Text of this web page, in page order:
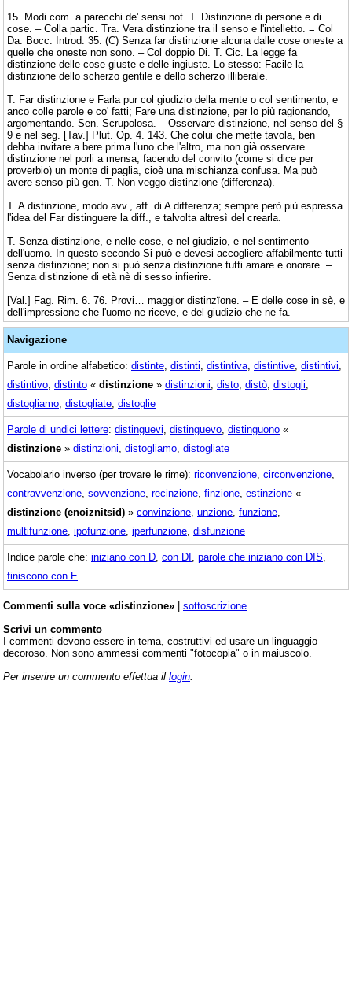
15. Modi com. a parecchi de' sensi not. T. Distinzione di persone e di
cose. – Colla partic. Tra. Vera distinzione tra il senso e l'intelletto. = Col
Da. Bocc. Introd. 35. (C) Senza far distinzione alcuna dalle cose oneste a
quelle che oneste non sono. – Col doppio Di. T. Cic. La legge fa
distinzione delle cose giuste e delle ingiuste. Lo stesso: Facile la
distinzione dello scherzo gentile e dello scherzo illiberale.
T. Far distinzione e Farla pur col giudizio della mente o col sentimento, e
anco colle parole e co' fatti; Fare una distinzione, per lo più ragionando,
argomentando. Sen. Scrupolosa. – Osservare distinzione, nel senso del §
9 e nel seg. [Tav.] Plut. Op. 4. 143. Che colui che mette tavola, ben
debba invitare a bere prima l'uno che l'altro, ma non già osservare
distinzione nel porli a mensa, facendo del convito (come si dice per
proverbio) un monte di paglia, cioè una mischianza confusa. Ma può
avere senso più gen. T. Non veggo distinzione (differenza).
T. A distinzione, modo avv., aff. di A differenza; sempre però più espressa
l'idea del Far distinguere la diff., e talvolta altresì del crearla.
T. Senza distinzione, e nelle cose, e nel giudizio, e nel sentimento
dell'uomo. In questo secondo Si può e devesi accogliere affabilmente tutti
senza distinzione; non si può senza distinzione tutti amare e onorare. –
Senza distinzione di età nè di sesso infierire.
[Val.] Fag. Rim. 6. 76. Provi… maggior distinzïone. – E delle cose in sè, e
dell'impressione che l'uomo ne riceve, e del giudizio che ne fa.
Navigazione
Parole in ordine alfabetico: distinte distinti distintiva distintive distintivi
distintivo distinto « distinzione » distinzioni disto distò distogli
distogliamo distogliate distoglie
Parole di undici lettere: distinguevi distinguevo distinguono «
distinzione » distinzioni distogliamo distogliate
Vocabolario inverso (per trovare le rime): riconvenzione circonvenzione
contravvenzione sovvenzione recinzione finzione estinzione «
distinzione (enoiznitsid) » convinzione unzione funzione
multifunzione ipofunzione iperfunzione disfunzione
Indice parole che: iniziano con D con DI parole che iniziano con DIS
finiscono con E
Commenti sulla voce «distinzione» | sottoscrizione
Scrivi un commento
I commenti devono essere in tema, costruttivi ed usare un linguaggio
decoroso. Non sono ammessi commenti "fotocopia" o in maiuscolo.
Per inserire un commento effettua il login